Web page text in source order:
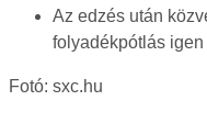
Az edzés után
folyadékpótlás
Fotó: sxc.hu